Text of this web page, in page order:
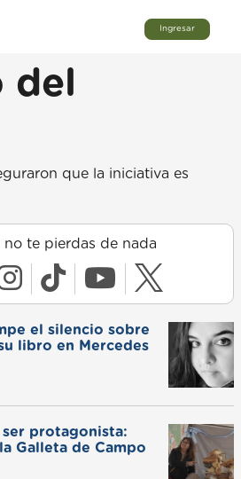
Ingresar
del
que la iniciativa es
no te pierdas de nada
el silencio sobre
libro en Mercedes
ser protagonista:
Galleta de Campo